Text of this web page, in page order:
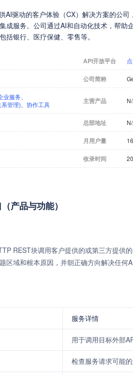
AI驱动的客户体验（CX）解决方案的公
成服务。公司通过AI和自动化技术，帮助
括银行、医疗保健、零售等。
API开放平台
公司简称
业服务
管理)
协作工具 主营产品
总部地址
月用户量
收录时间
产品与功能）
REST块调用客户提供的或第三方提供
区域和根本原因，并朝正确方向解决任何
服务详情
用于调用目标外部
检查服务请求可能